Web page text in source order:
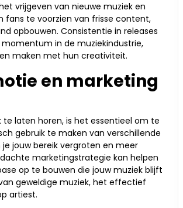
vrijgeven van nieuwe muziek en
te voorzien van frisse content,
opbouwen. Consistentie in releases
in de muziekindustrie,
maken met hun creativiteit.
en marketing
laten horen, is het essentieel om te
gebruik te maken van verschillende
jouw bereik vergroten en meer
marketingstrategie kan helpen
op te bouwen die jouw muziek blijft
geweldige muziek, het effectief
artiest.